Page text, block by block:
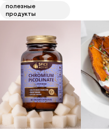
полезные
продукты